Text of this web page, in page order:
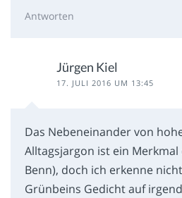
Antworten
Jürgen Kiel
17. JULI 2016 UM 13:45
Das Nebeneinander von
Alltagsjargon ist ein
Benn), doch ich erkenne
Grünbeins Gedicht auf